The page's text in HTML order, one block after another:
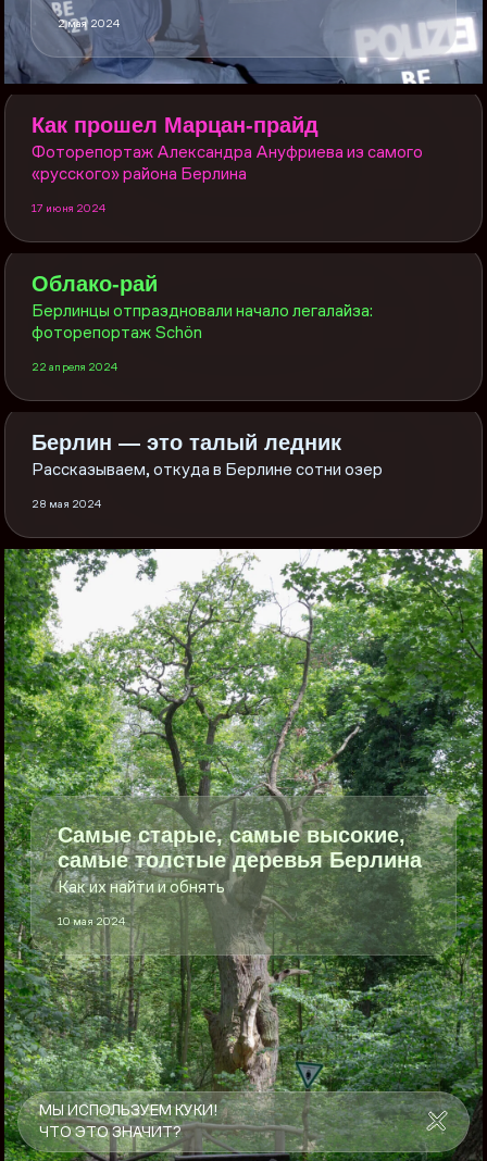
2 мая 2024
Как прошел Марцан-прайд
Фоторепортаж Александра Ануфриева из самого
«русского» района Берлина
17 июня 2024
Облако-рай
Берлинцы отпраздновали начало легалайза:
фоторепортаж Schön
22 апреля 2024
Берлин — это талый ледник
Рассказываем, откуда в Берлине сотни озер
28 мая 2024
Самые старые, самые высокие,
самые толстые деревья Берлина
Как их найти и обнять
10 мая 2024
МЫ ИСПОЛЬЗУЕМ КУКИ!
ЧТО ЭТО ЗНАЧИТ?